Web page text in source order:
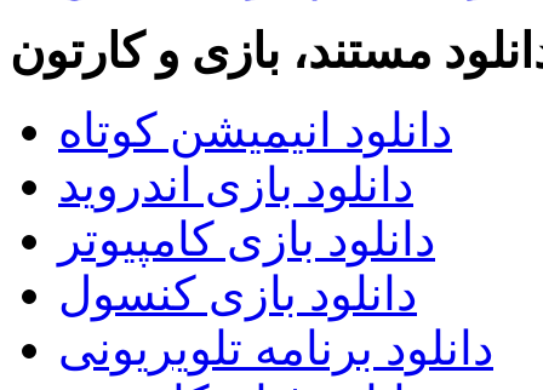
مستند، بازی و کارتون
دانلود انیمیشن کوتاه
دانلود بازی اندروید
دانلود بازی کامپیوتر
دانلود بازی کنسول
دانلود برنامه تلویریونی